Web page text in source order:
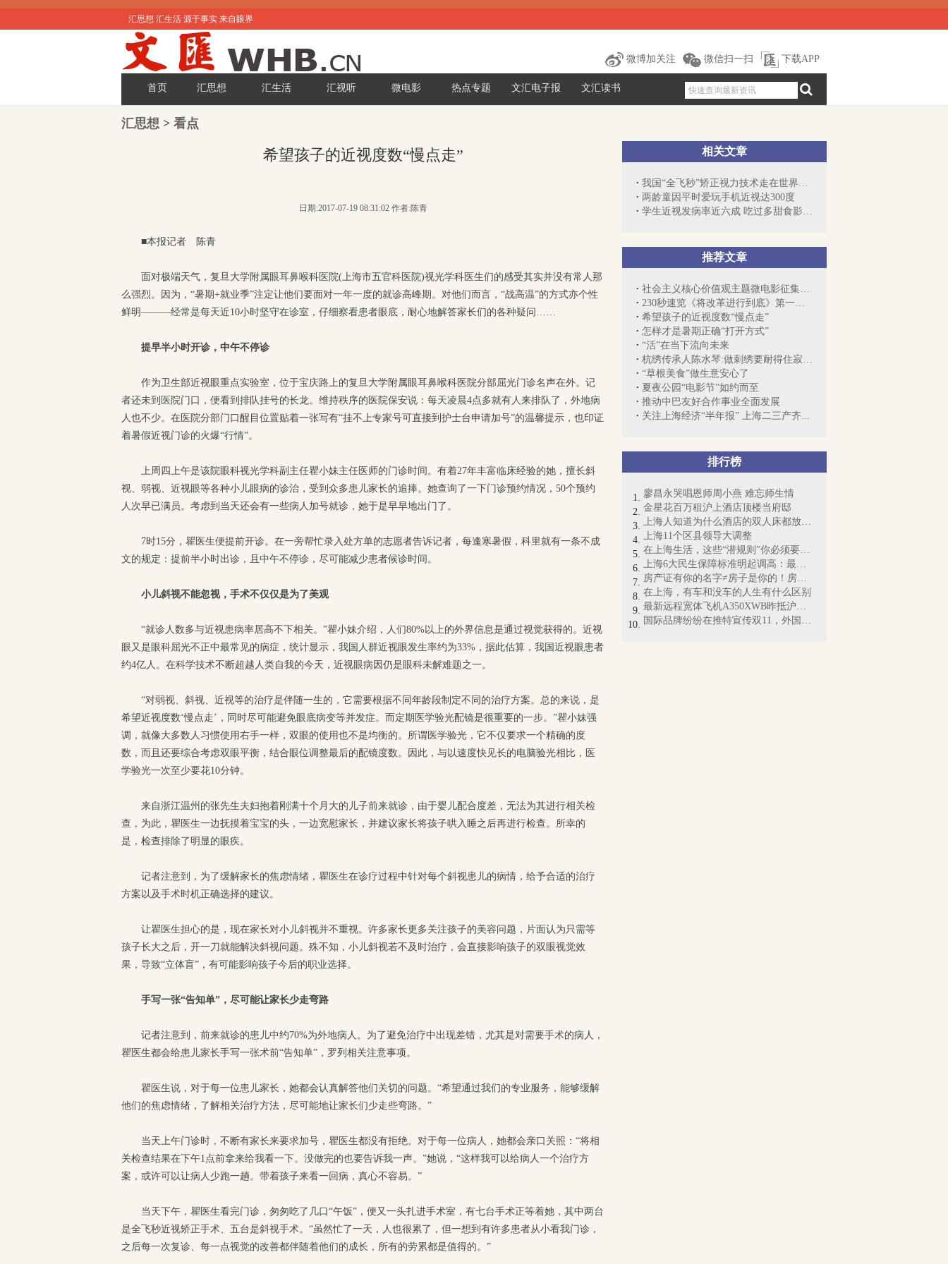
汇思想 汇生活 源于事实 来自眼界
微博加关注 微信扫一扫 下载APP
首页 汇思想 汇生活 汇视听 微电影 热点专题 文汇电子报 文汇读书
汇思想 > 看点
相关文章
我国“全飞秒”矫正视力技术走在世界前...
两龄童因平时爱玩手机近视达300度
学生近视发病率近六成 吃过多甜食影响视力
推荐文章
社会主义核心价值观主题微电影征集展示活动
230秒速览《将改革进行到底》第一集《时...
希望孩子的近视度数“慢点走”
怎样才是暑期正确“打开方式”
“活”在当下流向未来
杭绣传承人陈水琴:做刺绣要耐得住寂寞、...
“草根美食”做生意安心了
夏夜公园“电影节”如约而至
推动中巴友好合作事业全面发展
关注上海经济“半年报” 上海二三产齐...
排行榜
廖昌永哭唱恩师周小燕 难忘师生情
金星花百万租沪上酒店顶楼当府邸
上海人知道为什么酒店的双人床都放4个枕...
上海11个区县领导大调整
在上海生活，这些“潜规则”你必须要懂！
上海6大民生保障标准明起调高：最低工资...
房产证有你的名字≠房子是你的！房产证即...
在上海，有车和没车的人生有什么区别
最新远程宽体飞机A350XWB昨抵沪：“侬好...
国际品牌纷纷在推特宣传双11，外国网友懵...
希望孩子的近视度数“慢点走”
日期:2017-07-19 08:31:02 作者:陈青
■本报记者 陈青
面对极端天气，复旦大学附属眼耳鼻喉科医院(上海市五官科医院)视光学科医生们的感受其实并没有常人那
么强烈。因为，“暑期+就业季”注定让他们要面对一年一度的就诊高峰期。对他们而言，“战高温”的方式亦个性
鲜明———经常是每天近10小时坚守在诊室，仔细察看患者眼底，耐心地解答家长们的各种疑问……
提早半小时开诊，中午不停诊
作为卫生部近视眼重点实验室，位于宝庆路上的复旦大学附属眼耳鼻喉科医院分部屈光门诊名声在外。记
者还未到医院门口，便看到排队挂号的长龙。维持秩序的医院保安说：每天凌晨4点多就有人来排队了，外地病
人也不少。在医院分部门口醒目位置贴着一张写有“挂不上专家号可直接到护士台申请加号”的温馨提示，也印证
着暑假近视门诊的火爆“行情”。
上周四上午是该院眼科视光学科副主任瞿小妹主任医师的门诊时间。有着27年丰富临床经验的她，擅长斜
视、弱视、近视眼等各种小儿眼病的诊治，受到众多患儿家长的追捧。她查询了一下门诊预约情况，50个预约
人次早已满员。考虑到当天还会有一些病人加号就诊，她于是早早地出门了。
7时15分，瞿医生便提前开诊。在一旁帮忙录入处方单的志愿者告诉记者，每逢寒暑假，科里就有一条不成
文的规定：提前半小时出诊，且中午不停诊，尽可能减少患者候诊时间。
小儿斜视不能忽视，手术不仅仅是为了美观
“就诊人数多与近视患病率居高不下相关。”瞿小妹介绍，人们80%以上的外界信息是通过视觉获得的。近视
眼又是眼科屈光不正中最常见的病症，统计显示，我国人群近视眼发生率约为33%，据此估算，我国近视眼患者
约4亿人。在科学技术不断超越人类自我的今天，近视眼病因仍是眼科未解难题之一。
“对弱视、斜视、近视等的治疗是伴随一生的，它需要根据不同年龄段制定不同的治疗方案。总的来说，是
希望近视度数‘慢点走’，同时尽可能避免眼底病变等并发症。而定期医学验光配镜是很重要的一步。”瞿小妹强
调，就像大多数人习惯使用右手一样，双眼的使用也不是均衡的。所谓医学验光，它不仅要求一个精确的度
数，而且还要综合考虑双眼平衡，结合眼位调整最后的配镜度数。因此，与以速度快见长的电脑验光相比，医
学验光一次至少要花10分钟。
来自浙江温州的张先生夫妇抱着刚满十个月大的儿子前来就诊，由于婴儿配合度差，无法为其进行相关检
查，为此，瞿医生一边抚摸着宝宝的头，一边宽慰家长，并建议家长将孩子哄入睡之后再进行检查。所幸的
是，检查排除了明显的眼疾。
记者注意到，为了缓解家长的焦虑情绪，瞿医生在诊疗过程中针对每个斜视患儿的病情，给予合适的治疗
方案以及手术时机正确选择的建议。
让瞿医生担心的是，现在家长对小儿斜视并不重视。许多家长更多关注孩子的美容问题，片面认为只需等
孩子长大之后，开一刀就能解决斜视问题。殊不知，小儿斜视若不及时治疗，会直接影响孩子的双眼视觉效
果，导致“立体盲”，有可能影响孩子今后的职业选择。
手写一张“告知单”，尽可能让家长少走弯路
记者注意到，前来就诊的患儿中约70%为外地病人。为了避免治疗中出现差错，尤其是对需要手术的病人，
瞿医生都会给患儿家长手写一张术前“告知单”，罗列相关注意事项。
瞿医生说，对于每一位患儿家长，她都会认真解答他们关切的问题。“希望通过我们的专业服务，能够缓解
他们的焦虑情绪，了解相关治疗方法，尽可能地让家长们少走些弯路。”
当天上午门诊时，不断有家长来要求加号，瞿医生都没有拒绝。对于每一位病人，她都会亲口关照：“将相
关检查结果在下午1点前拿来给我看一下。没做完的也要告诉我一声。”她说，“这样我可以给病人一个治疗方
案，或许可以让病人少跑一趟。带着孩子来看一回病，真心不容易。”
当天下午，瞿医生看完门诊，匆匆吃了几口“午饭”，便又一头扎进手术室，有七台手术正等着她，其中两台
是全飞秒近视矫正手术、五台是斜视手术。“虽然忙了一天，人也很累了，但一想到有许多患者从小看我门诊，
之后每一次复诊、每一点视觉的改善都伴随着他们的成长，所有的劳累都是值得的。”